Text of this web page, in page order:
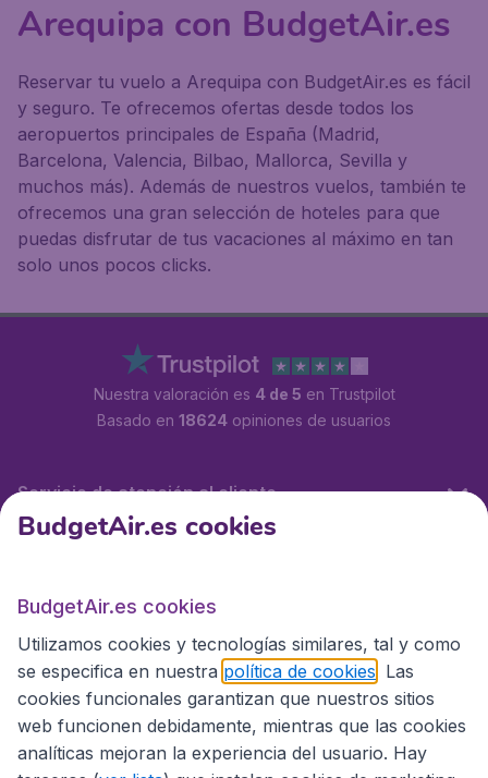
Arequipa con BudgetAir.es
Reservar tu vuelo a Arequipa con BudgetAir.es es fácil
y seguro. Te ofrecemos ofertas desde todos los
aeropuertos principales de España (Madrid,
Barcelona, Valencia, Bilbao, Mallorca, Sevilla y
muchos más). Además de nuestros vuelos, también te
ofrecemos una gran selección de hoteles para que
puedas disfrutar de tus vacaciones al máximo en tan
solo unos pocos clicks.
Nuestra valoración es 4 de 5 en Trustpilot
Basado en 18624 opiniones de usuarios
Servicio de atención al cliente
Sitios internacionales
BudgetAir.es cookies
BudgetAir.es cookies
Utilizamos cookies y tecnologías similares, tal y como
se especifica en nuestra política de cookies . Las
cookies funcionales garantizan que nuestros sitios
web funcionen debidamente, mientras que las cookies
analíticas mejoran la experiencia del usuario. Hay